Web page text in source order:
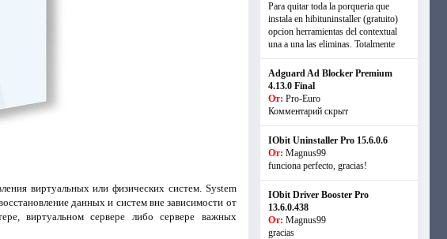
виртуальных или физических систем. System
данных и систем вне зависимости от
виртуальном сервере либо сервере важных
Para quitar toda la porqueria que
instala en hibituninstaller (gratuito)
opcion herramientas del contextual
una a una las eliminas. Totalmente
Adguard Ad Blocker Premium
4.13.0 Final
От: Pro-Euro
Комментарий скрыт
IObit Uninstaller Pro 15.6.0.6
От: Magnus99
funciona perfecto, gracias!
IObit Driver Booster Pro
13.6.0.438
От: Magnus99
gracias